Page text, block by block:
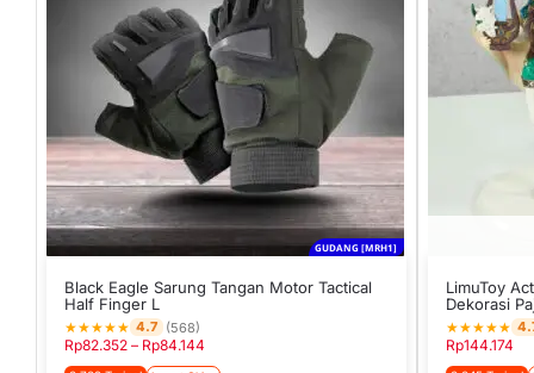
GUDANG [MRH1]
Black Eagle Sarung Tangan Motor Tactical
Half Finger L
★★★★★ 4.7 (568)
Rp82.352 – Rp84.144
LimuToy
Dekorasi
★★★★★
Rp144.174